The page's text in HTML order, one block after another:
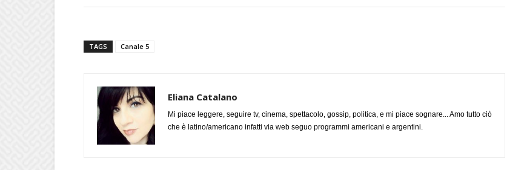
TAGS Canale 5
Eliana Catalano
Mi piace leggere, seguire tv, cinema, spettacolo, gossip, politica, e mi piace sognare... Amo tutto ciò
che è latino/americano infatti via web seguo programmi americani e argentini.